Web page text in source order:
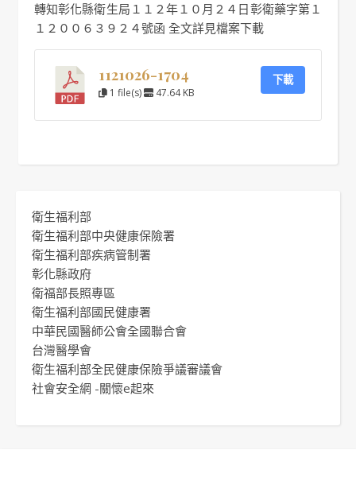
轉知彰化縣衛生局１１２年１０月２４日彰衛藥字第１
１２００６３９２４號函 全文詳見檔案下載
1121026-1704
1 file(s) 47.64 KB
下載
衛生福利部
衛生福利部中央健康保險署
衛生福利部疾病管制署
彰化縣政府
衛福部長照專區
衛生福利部國民健康署
中華民國醫師公會全國聯合會
台灣醫學會
衛生福利部全民健康保險爭議審議會
社會安全網 -關懷e起來